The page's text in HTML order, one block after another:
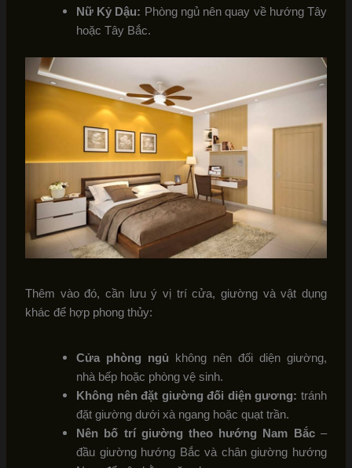
Nữ Kỷ Dậu: Phòng ngủ nên quay về hướng Tây
hoặc Tây Bắc.
Thêm vào đó, cần lưu ý vị trí cửa, giường và vật dụng
khác để hợp phong thủy:
Cửa phòng ngủ không nên đối diện giường,
nhà bếp hoặc phòng vệ sinh.
Không nên đặt giường đối diện gương: tránh
đặt giường dưới xà ngang hoặc quạt trần.
Nên bố trí giường theo hướng Nam Bắc–
đầu giường hướng Bắc và chân giường hướng